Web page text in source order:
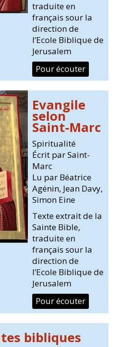
traduite en
français sour la
direction de
l’Ecole Biblique de
Jerusalem
Pour écouter
Evangile
selon
Saint-Marc
Spiritualité
Écrit par Saint-
Marc
Lu par Béatrice
Agénin, Jean Davy,
Simon Eine
Texte extrait de la
Sainte Bible,
traduite en
français sour la
direction de
l’Ecole Biblique de
Jerusalem
Pour écouter
bibliques